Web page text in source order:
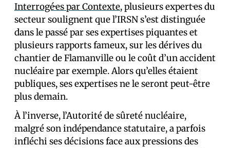
Interrogé·es par Contexte, plusieurs expert·es du
secteur soulignent que l’IRSN s’est distinguée
dans le passé par ses expertises piquantes et
plusieurs rapports fameux, sur les dérives du
chantier de Flamanville ou le coût d’un accident
nucléaire par exemple. Alors qu’elles étaient
publiques, ses expertises ne le seront peut-être
plus demain.
À l’inverse, l’Autorité de sûreté nucléaire,
malgré son indépendance statutaire, a parfois
infléchi ses décisions face aux pressions des